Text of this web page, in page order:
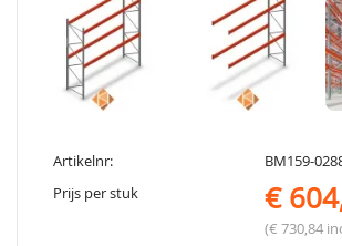
Artikelnr:
BM159-
Prijs per stuk
€
(€ 730,84